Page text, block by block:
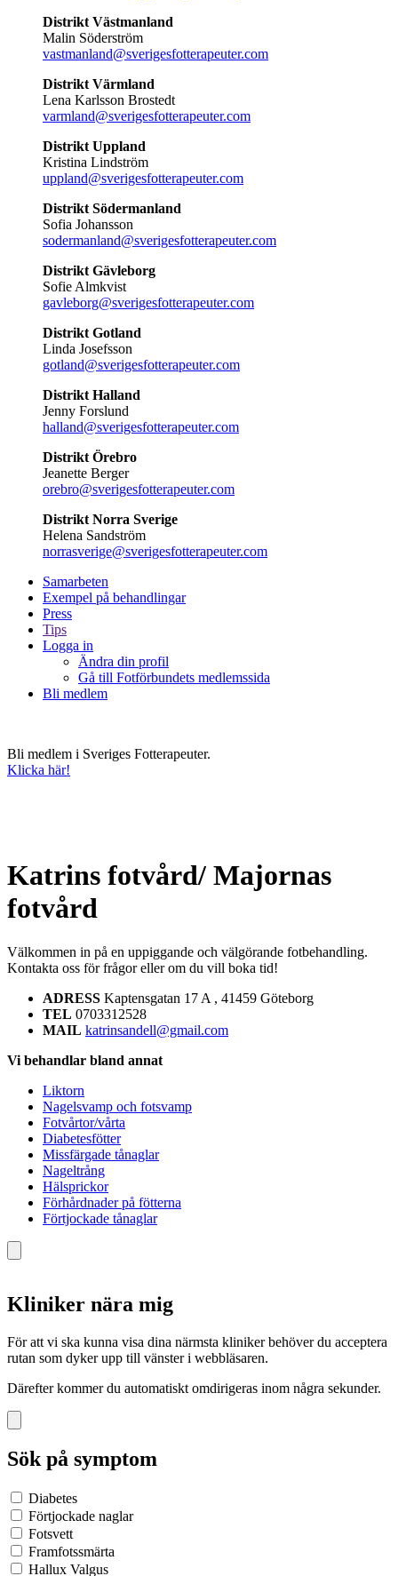
Distrikt Västmanland
Malin Söderström
vastmanland@sverigesfotterapeuter.com
Distrikt Värmland
Lena Karlsson Brostedt
varmland@sverigesfotterapeuter.com
Distrikt Uppland
Kristina Lindström
uppland@sverigesfotterapeuter.com
Distrikt Södermanland
Sofia Johansson
sodermanland@sverigesfotterapeuter.com
Distrikt Gävleborg
Sofie Almkvist
gavleborg@sverigesfotterapeuter.com
Distrikt Gotland
Linda Josefsson
gotland@sverigesfotterapeuter.com
Distrikt Halland
Jenny Forslund
halland@sverigesfotterapeuter.com
Distrikt Örebro
Jeanette Berger
orebro@sverigesfotterapeuter.com
Distrikt Norra Sverige
Helena Sandström
norrasverige@sverigesfotterapeuter.com
Samarbeten
Exempel på behandlingar
Press
Tips
Logga in
Ändra din profil
Gå till Fotförbundets medlemssida
Bli medlem
Bli medlem i Sveriges Fotterapeuter.
Klicka här!
Katrins fotvård/ Majornas
fotvård
Välkommen in på en uppiggande och välgörande fotbehandling.
Kontakta oss för frågor eller om du vill boka tid!
ADRESS Kaptensgatan 17 A , 41459 Göteborg
TEL 0703312528
MAIL katrinsandell@gmail.com
Vi behandlar bland annat
Liktorn
Nagelsvamp och fotsvamp
Fotvårtor/vårta
Diabetesfötter
Missfärgade tånaglar
Nageltrång
Hälsprickor
Förhårdnader på fötterna
Förtjockade tånaglar
Kliniker nära mig
För att vi ska kunna visa dina närmsta kliniker behöver du acceptera
rutan som dyker upp till vänster i webbläsaren.
Därefter kommer du automatiskt omdirigeras inom några sekunder.
Sök på symptom
Diabetes
Förtjockade naglar
Fotsvett
Framfotssmärta
Hallux Valgus